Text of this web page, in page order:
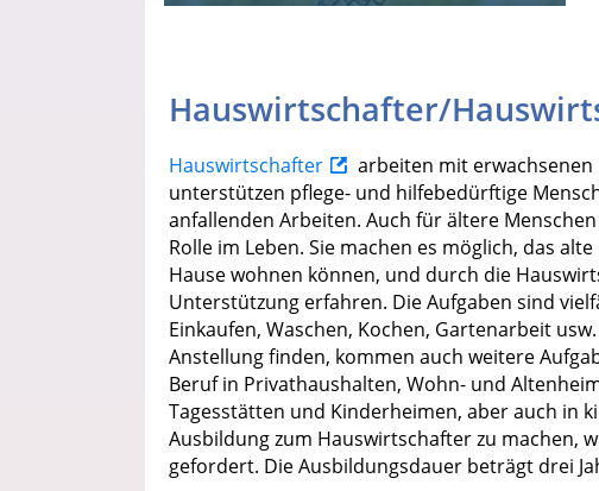
Hauswirtschafter/
Hauswirtschafter
arbeiten mit
unterstützen pflege- und hilfebedürftige
anfallenden Arbeiten. Auch für ältere
Rolle im Leben. Sie machen es möglich, das
Hause wohnen können, und durch die
Unterstützung erfahren. Die Aufgaben sind
Einkaufen, Waschen, Kochen, Gartenarbeit
Anstellung finden, kommen auch weitere
Beruf in Privathaushalten, Wohn- und
Tagesstätten und Kinderheimen, aber auch in
Ausbildung zum Hauswirtschafter zu machen,
gefordert. Die Ausbildungsdauer beträgt drei